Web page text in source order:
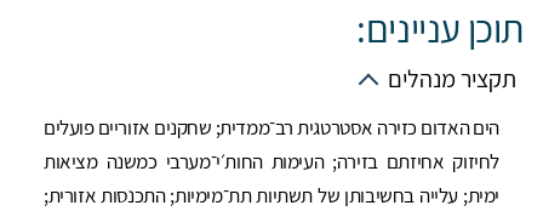
תוכן עניינים:
תקציר מנהלים
הים האדום כזירה אסטרטגית רב־ממדית; שחקנים אזוריים פועלים
לחיזוק אחיזתם בזירה; העימות החות׳י־מערבי כמשנה מציאות
ימית; עלייה בחשיבותן של תשתיות תת־מימיות; התכנסות אזורית;